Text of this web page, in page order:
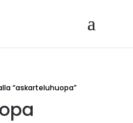
“askarteluhuopa”